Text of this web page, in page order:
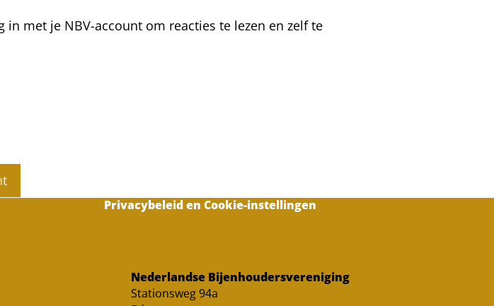
met je NBV-account om reacties te lezen en zelf te
Privacybeleid en Cookie-instellingen
Nederlandse Bijenhoudersvereniging
Stationsweg 94a